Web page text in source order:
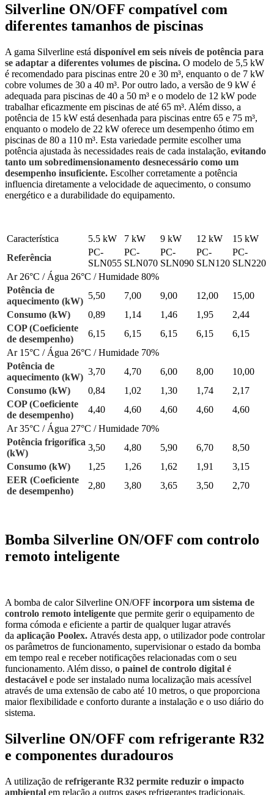
Silverline ON/OFF compatível com
diferentes tamanhos de piscinas
A gama Silverline está disponível em seis níveis de potência para
se adaptar a diferentes volumes de piscina. O modelo de 5,5 kW
é recomendado para piscinas entre 20 e 30 m³, enquanto o de 7 kW
cobre volumes de 30 a 40 m³. Por outro lado, a versão de 9 kW é
adequada para piscinas de 40 a 50 m³ e o modelo de 12 kW pode
trabalhar eficazmente em piscinas de até 65 m³. Além disso, a
potência de 15 kW está desenhada para piscinas entre 65 e 75 m³,
enquanto o modelo de 22 kW oferece um desempenho ótimo em
piscinas de 80 a 110 m³. Esta variedade permite escolher uma
potência ajustada às necessidades reais de cada instalação, evitando
tanto um sobredimensionamento desnecessário como um
desempenho insuficiente. Escolher corretamente a potência
influencia diretamente a velocidade de aquecimento, o consumo
energético e a durabilidade do equipamento.
Característica 5.5 kW 7 kW 9 kW 12 kW
15 kW
Referência
PC-
SLN055
PC-
SLN070
PC-
SLN090
PC-
SLN120
PC-
SLN220
Ar 26°C / Água 26°C / Humidade 80%
Potência de
aquecimento (kW)
5,50 7,00 9,00 12,00
15,00
Consumo (kW)
0,89 1,14 1,46 1,95
2,44
COP (Coeficiente
de desempenho)
6,15 6,15 6,15 6,15
6,15
Ar 15°C / Água 26°C / Humidade 70%
Potência de
aquecimento (kW)
3,70 4,70 6,00 8,00
10,00
Consumo (kW)
0,84 1,02 1,30 1,74
2,17
COP (Coeficiente
de desempenho)
4,40 4,60 4,60 4,60
4,60
Ar 35°C / Água 27°C / Humidade 70%
Potência frigorífica
(kW)
3,50 4,80 5,90 6,70
8,50
Consumo (kW)
1,25 1,26 1,62 1,91
3,15
EER (Coeficiente
de desempenho)
2,80 3,80 3,65 3,50 2,70
Bomba Silverline ON/OFF com controlo
remoto inteligente
A bomba de calor Silverline ON/OFF incorpora um sistema de
controlo remoto inteligente que permite gerir o equipamento de
forma cómoda e eficiente a partir de qualquer lugar através
da aplicação Poolex. Através desta app, o utilizador pode controlar
os parâmetros de funcionamento, supervisionar o estado da bomba
em tempo real e receber notificações relacionadas com o seu
funcionamento. Além disso, o painel de controlo digital é
destacável e pode ser instalado numa localização mais acessível
através de uma extensão de cabo até 10 metros, o que proporciona
maior flexibilidade e conforto durante a instalação e o uso diário do
sistema.
Silverline ON/OFF com refrigerante R32
e componentes duradouros
A utilização de refrigerante R32 permite reduzir o impacto
ambiental em relação a outros gases refrigerantes tradicionais,